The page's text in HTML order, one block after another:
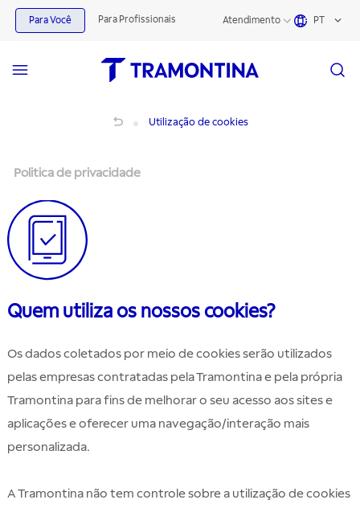
Para Você Para Profissionais Atendimento PT
Utilização de cookies
Politica de privacidade
Quem utiliza os nossos cookies?
Os dados coletados por meio de cookies serão utilizados
pelas empresas contratadas pela Tramontina e pela própria
Tramontina para fins de melhorar o seu acesso aos sites e
aplicações e oferecer uma navegação/interação mais
personalizada.
A Tramontina não tem controle sobre a utilização de cookies